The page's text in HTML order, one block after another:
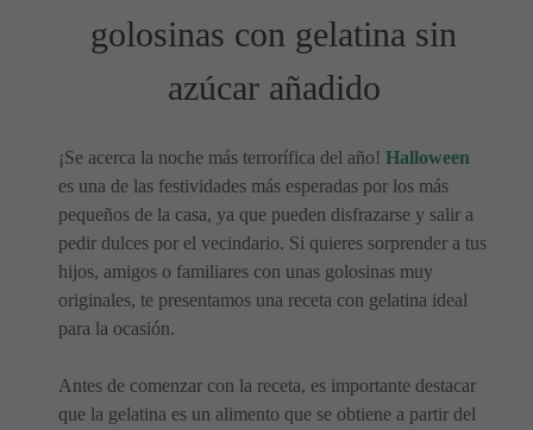
golosinas con gelatina sin
azúcar añadido
¡Se acerca la noche más terrorífica del año! Halloween
es una de las festividades más esperadas por los más
pequeños de la casa, ya que pueden disfrazarse y salir a
pedir dulces por el vecindario. Si quieres sorprender a tus
hijos, amigos o familiares con unas golosinas muy
originales, te presentamos una receta con gelatina ideal
para la ocasión.
Antes de comenzar con la receta, es importante destacar
que la gelatina es un alimento que se obtiene a partir del